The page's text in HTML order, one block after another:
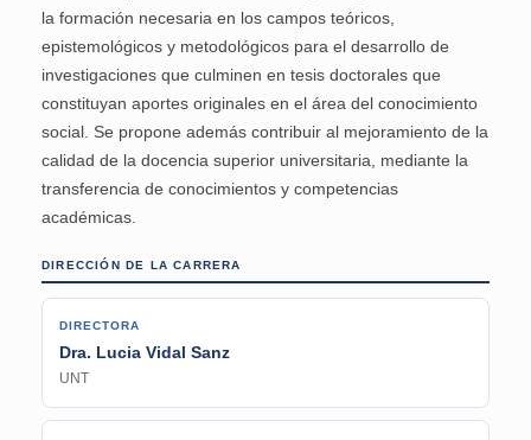
la formación necesaria en los campos teóricos,
epistemológicos y metodológicos para el desarrollo de
investigaciones que culminen en tesis doctorales que
constituyan aportes originales en el área del conocimiento
social. Se propone además contribuir al mejoramiento de la
calidad de la docencia superior universitaria, mediante la
transferencia de conocimientos y competencias
académicas.
DIRECCIÓN DE LA CARRERA
DIRECTORA
Dra. Lucia Vidal Sanz
UNT